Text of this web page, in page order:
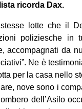
ricorda Dax.
lotte che il
poliziesche in
da
Ne è
per la casa nello
nove sono i
dell’Asilo